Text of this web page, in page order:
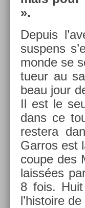
».
De­puis
sus­pens
monde se
tueur au
beau jour
Il est le
dans ce
re­stera
Garros est
coupe des
laissées
8 fois.
l’his­toire